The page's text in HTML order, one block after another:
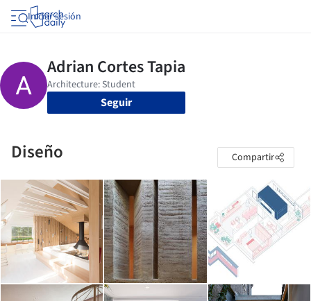
Iniciar sesión
Seguir
Diseño Compartir